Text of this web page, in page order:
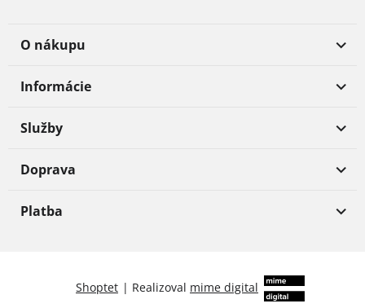
O nákupu
Informácie
Služby
Doprava
Platba
Shoptet | Realizoval mime digital